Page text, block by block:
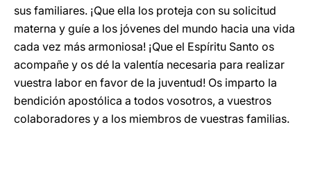
sus familiares. ¡Que ella los proteja con su solicitud
materna y guíe a los jóvenes del mundo hacia una vida
cada vez más armoniosa! ¡Que el Espíritu Santo os
acompañe y os dé la valentía necesaria para realizar
vuestra labor en favor de la juventud! Os imparto la
bendición apostólica a todos vosotros, a vuestros
colaboradores y a los miembros de vuestras familias.